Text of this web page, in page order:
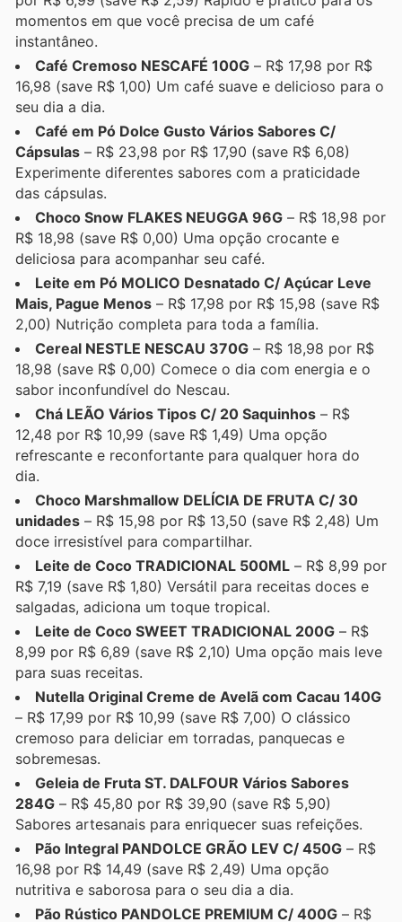
momentos em que você precisa de um café
instantâneo.
Café Cremoso NESCAFÉ 100G – R$ 17,98 por R$
16,98 (save R$ 1,00) Um café suave e delicioso para o
seu dia a dia.
Café em Pó Dolce Gusto Vários Sabores C/
Cápsulas – R$ 23,98 por R$ 17,90 (save R$ 6,08)
Experimente diferentes sabores com a praticidade
das cápsulas.
Choco Snow FLAKES NEUGGA 96G – R$ 18,98 por
R$ 18,98 (save R$ 0,00) Uma opção crocante e
deliciosa para acompanhar seu café.
Leite em Pó MOLICO Desnatado C/ Açúcar Leve
Mais, Pague Menos – R$ 17,98 por R$ 15,98 (save R$
2,00) Nutrição completa para toda a família.
Cereal NESTLE NESCAU 370G – R$ 18,98 por R$
18,98 (save R$ 0,00) Comece o dia com energia e o
sabor inconfundível do Nescau.
Chá LEÃO Vários Tipos C/ 20 Saquinhos – R$
12,48 por R$ 10,99 (save R$ 1,49) Uma opção
refrescante e reconfortante para qualquer hora do
dia.
Choco Marshmallow DELÍCIA DE FRUTA C/ 30
unidades – R$ 15,98 por R$ 13,50 (save R$ 2,48) Um
doce irresistível para compartilhar.
Leite de Coco TRADICIONAL 500ML – R$ 8,99 por
R$ 7,19 (save R$ 1,80) Versátil para receitas doces e
salgadas, adiciona um toque tropical.
Leite de Coco SWEET TRADICIONAL 200G – R$
8,99 por R$ 6,89 (save R$ 2,10) Uma opção mais leve
para suas receitas.
Nutella Original Creme de Avelã com Cacau 140G
– R$ 17,99 por R$ 10,99 (save R$ 7,00) O clássico
cremoso para deliciar em torradas, panquecas e
sobremesas.
Geleia de Fruta ST. DALFOUR Vários Sabores
284G – R$ 45,80 por R$ 39,90 (save R$ 5,90)
Sabores artesanais para enriquecer suas refeições.
Pão Integral PANDOLCE GRÃO LEV C/ 450G – R$
16,98 por R$ 14,49 (save R$ 2,49) Uma opção
nutritiva e saborosa para o seu dia a dia.
Pão Rústico PANDOLCE PREMIUM C/ 400G – R$